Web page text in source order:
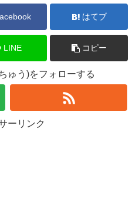
はてブ
LINE コピー
ゅう)をフォローする
ーリンク